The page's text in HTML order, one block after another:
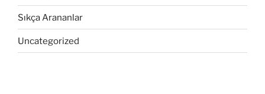
Sıkça Arananlar
Uncategorized